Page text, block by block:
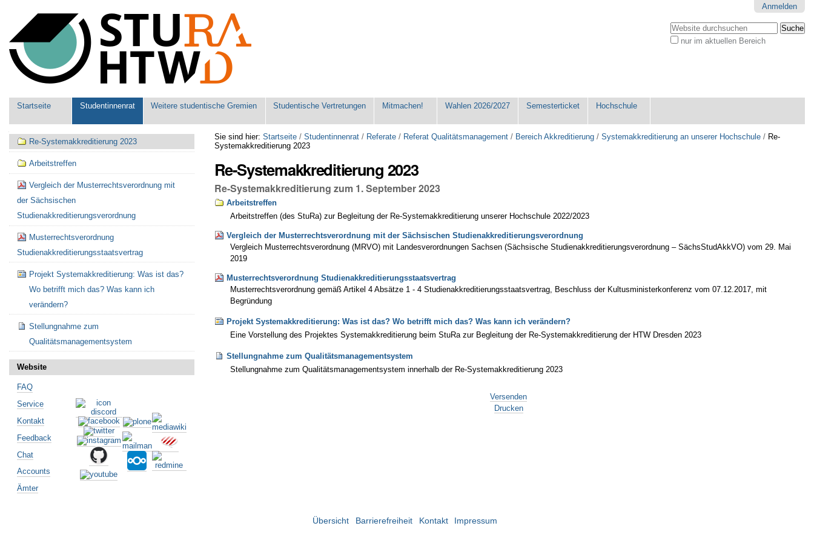
Werkzeuge
Anmelden
Website durchsuchen
nur im aktuellen Bereich
Sektionen
Startseite Studentinnenrat Weitere studentische Gremien Studentische Vertretungen Mitmachen! Wahlen 2026/2027 Semesterticket Hochschule
Sie sind hier: Startseite /Studentinnenrat / Referate / Referat Qualitätsmanagement / Bereich Akkreditierung /Systemakkreditierung an unserer Hochschule / Re-
Systemakkreditierung 2023
Re-Systemakkreditierung 2023
Re-Systemakkreditierung zum 1. September 2023
Arbeitstreffen
Arbeitstreffen (des StuRa) zur Begleitung der Re-Systemakkreditierung unserer Hochschule 2022/2023
Vergleich der Musterrechtsverordnung mit der Sächsischen Studienakkreditierungsverordnung
Vergleich Musterrechtsverordnung (MRVO) mit Landesverordnungen Sachsen (Sächsische Studienakkreditierungsverordnung – SächsStudAkkVO) vom 29. Mai
2019
Musterrechtsverordnung Studienakkreditierungsstaatsvertrag
Musterrechtsverordnung gemäß Artikel 4 Absätze 1 - 4 Studienakkreditierungsstaatsvertrag, Beschluss der Kultusministerkonferenz vom 07.12.2017, mit
Begründung
Projekt Systemakkreditierung: Was ist das? Wo betrifft mich das? Was kann ich verändern?
Eine Vorstellung des Projektes Systemakkreditierung beim StuRa zur Begleitung der Re-Systemakkreditierung der HTW Dresden 2023
Stellungnahme zum Qualitätsmanagementsystem
Stellungnahme zum Qualitätsmanagementsystem innerhalb der Re-Systemakkreditierung 2023
Versenden
Drucken
Navigation
Re-Systemakkreditierung 2023
Arbeitstreffen
Vergleich der Musterrechtsverordnung mit
der Sächsischen
Studienakkreditierungsverordnung
Musterrechtsverordnung
Studienakkreditierungsstaatsvertrag
Projekt Systemakkreditierung: Was ist das?
Wo betrifft mich das? Was kann ich
verändern?
Stellungnahme zum
Qualitätsmanagementsystem
Website
FAQ
Service
Kontakt
Feedback
Chat
Accounts
Ämter
Übersicht Barrierefreiheit Kontakt Impressum